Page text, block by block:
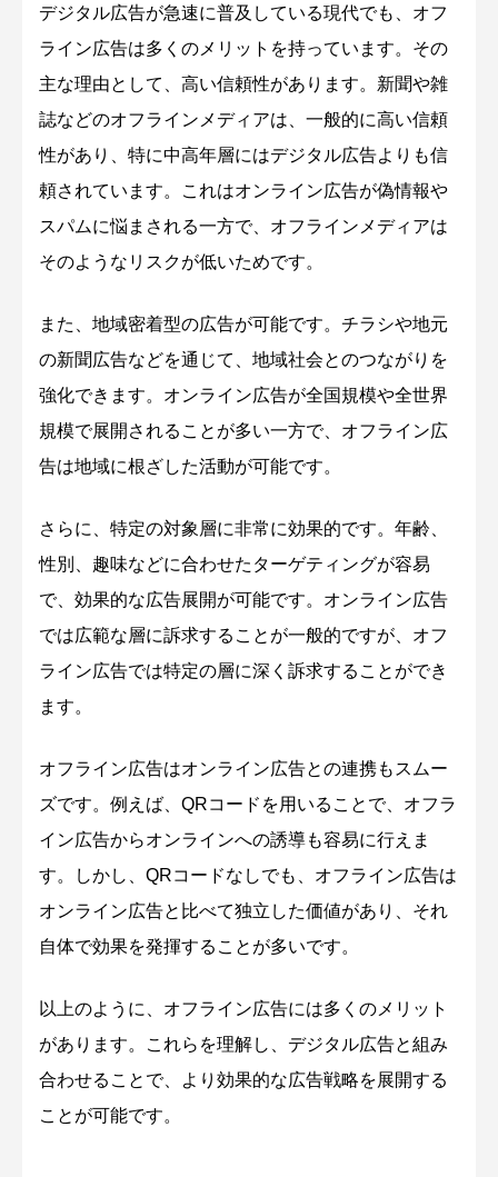
デジタル広告が急速に普及している現代でも、オフ
ライン広告は多くのメリットを持っています。その
主な理由として、高い信頼性があります。新聞や雑
誌などのオフラインメディアは、一般的に高い信頼
性があり、特に中高年層にはデジタル広告よりも信
頼されています。これはオンライン広告が偽情報や
スパムに悩まされる一方で、オフラインメディアは
そのようなリスクが低いためです。
また、地域密着型の広告が可能です。チラシや地元
の新聞広告などを通じて、地域社会とのつながりを
強化できます。オンライン広告が全国規模や全世界
規模で展開されることが多い一方で、オフライン広
告は地域に根ざした活動が可能です。
さらに、特定の対象層に非常に効果的です。年齢、
性別、趣味などに合わせたターゲティングが容易
で、効果的な広告展開が可能です。オンライン広告
では広範な層に訴求することが一般的ですが、オフ
ライン広告では特定の層に深く訴求することができ
ます。
オフライン広告はオンライン広告との連携もスムー
ズです。例えば、QRコードを用いることで、オフラ
イン広告からオンラインへの誘導も容易に行えま
す。しかし、QRコードなしでも、オフライン広告は
オンライン広告と比べて独立した価値があり、それ
自体で効果を発揮することが多いです。
以上のように、オフライン広告には多くのメリット
があります。これらを理解し、デジタル広告と組み
合わせることで、より効果的な広告戦略を展開する
ことが可能です。